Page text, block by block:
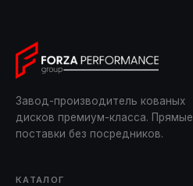
Завод-производитель кованых
дисков премиум-класса. Прямые
поставки без посредников.
КАТАЛОГ